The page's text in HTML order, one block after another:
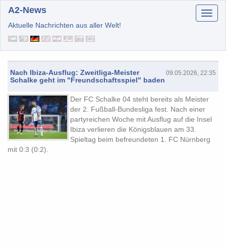
A2-News
Aktuelle Nachrichten aus aller Welt!
09.05.2026, 22:35
Nach Ibiza-Ausflug: Zweitliga-Meister
Schalke geht im "Freundschaftsspiel" baden
Der FC Schalke 04 steht bereits als Meister
der 2. Fußball-Bundesliga fest. Nach einer
partyreichen Woche mit Ausflug auf die Insel
Ibiza verlieren die Königsblauen am 33.
Spieltag beim befreundeten 1. FC Nürnberg
mit 0:3 (0:2).